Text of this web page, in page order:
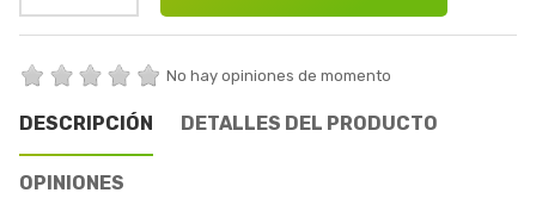
No hay opiniones de momento
DESCRIPCIÓN DETALLES DEL PRODUCTO
OPINIONES